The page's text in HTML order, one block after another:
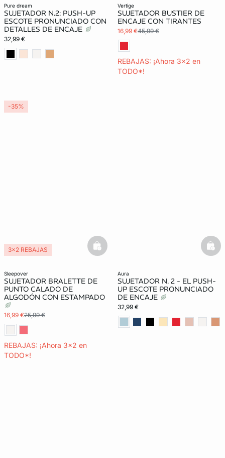
pure dream
SUJETADOR N.2: PUSH-UP
ESCOTE PRONUNCIADO CON
DETALLES DE ENCAJE
32,99 €
vertige
SUJETADOR BUSTIER DE
ENCAJE CON TIRANTES
16,99 €45,99 €
REBAJAS: ¡Ahora 3x2 en
TODO*!
sleepover
SUJETADOR BRALETTE DE
PUNTO CALADO DE
ALGODÓN CON ESTAMPADO
16,99 €25,99 €
REBAJAS: ¡Ahora 3x2 en
TODO*!
3x2 REBAJAS basketfull
-35%
aura
SUJETADOR N. 2 - EL PUSH-
UP ESCOTE PRONUNCIADO
DE ENCAJE
32,99 €